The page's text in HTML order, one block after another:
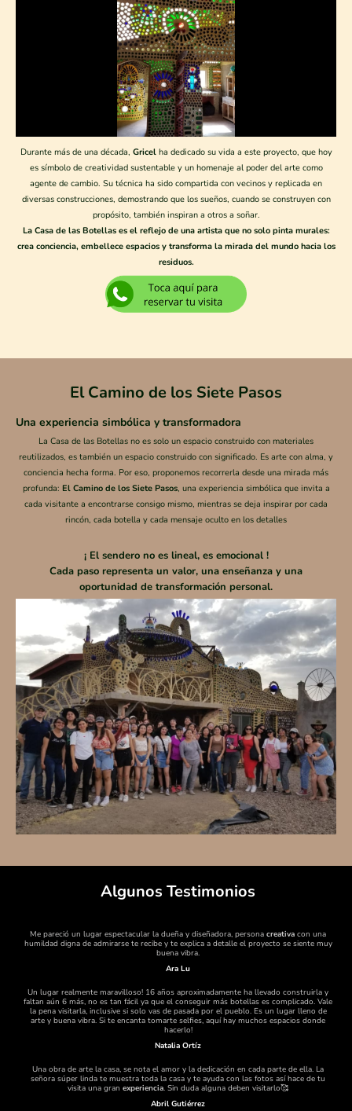
Durante más de una década, Gricel ha dedicado su vida a este proyecto, que hoy
es símbolo de creatividad sustentable y un homenaje al poder del arte como
agente de cambio. Su técnica ha sido compartida con vecinos y replicada en
diversas construcciones, demostrando que los sueños, cuando se construyen con
propósito, también inspiran a otros a soñar.
La Casa de las Botellas es el reflejo de una artista que no solo pinta murales:
crea conciencia, embellece espacios y transforma la mirada del mundo hacia los
residuos.
El Camino de los Siete Pasos
Una experiencia simbólica y transformadora
La Casa de las Botellas no es solo un espacio construido con materiales
reutilizados, es también un espacio construido con significado. Es arte con alma, y
conciencia hecha forma. Por eso, proponemos recorrerla desde una mirada más
profunda: El Camino de los Siete Pasos, una experiencia simbólica que invita a
cada visitante a encontrarse consigo mismo, mientras se deja inspirar por cada
rincón, cada botella y cada mensaje oculto en los detalles
¡ El sendero no es lineal, es emocional !
Cada paso representa un valor, una enseñanza y una
oportunidad de transformación personal.
Algunos Testimonios
Me pareció un lugar espectacular la dueña y diseñadora, persona creativa con una
humildad digna de admirarse te recibe y te explica a detalle el proyecto se siente muy
buena vibra.
Ara Lu
Un lugar realmente maravilloso! 16 años aproximadamente ha llevado construirla y
faltan aún 6 más, no es tan fácil ya que el conseguir más botellas es complicado. Vale
la pena visitarla, inclusive si solo vas de pasada por el pueblo. Es un lugar lleno de
arte y buena vibra. Si te encanta tomarte selfies, aquí hay muchos espacios donde
hacerlo!
Natalia Ortíz
Una obra de arte la casa, se nota el amor y la dedicación en cada parte de ella. La
señora súper linda te muestra toda la casa y te ayuda con las fotos así hace de tu
visita una gran experiencia. Sin duda alguna deben visitarlo🥰
Abril Gutiérrez